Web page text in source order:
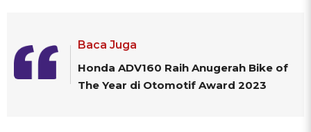
Baca Juga
Honda ADV160 Raih Anugerah Bike of
The Year di Otomotif Award 2023